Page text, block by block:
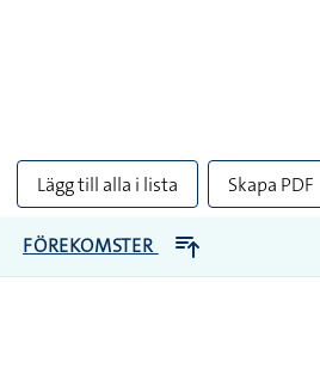
Lägg till alla i lista Skapa PDF
FÖREKOMSTER